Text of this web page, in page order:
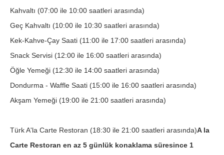
Kahvaltı (07:00 ile 10:00 saatleri arasında)
Geç Kahvaltı (10:00 ile 10:30 saatleri arasında)
Kek-Kahve-Çay Saati (11:00 ile 17:00 saatleri arasında)
Snack Servisi (12:00 ile 16:00 saatleri arasında)
Öğle Yemeği (12:30 ile 14:00 saatleri arasında)
Dondurma - Waffle Saati (15:00 ile 16:00 saatleri arasında)
Akşam Yemeği (19:00 ile 21:00 saatleri arasında)
Türk A'la Carte Restoran (18:30 ile 21:00 saatleri arasında)A la
Carte Restoran en az 5 günlük konaklama süresince 1